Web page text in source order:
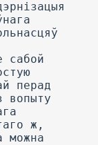
сабой
перад
вопыту
ж,
можна